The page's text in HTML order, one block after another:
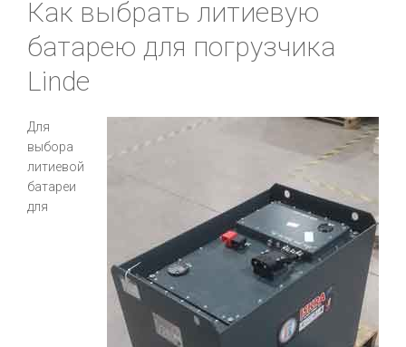
Как выбрать литиевую
батарею для погрузчика
Linde
Для
выбора
литиевой
батареи
для